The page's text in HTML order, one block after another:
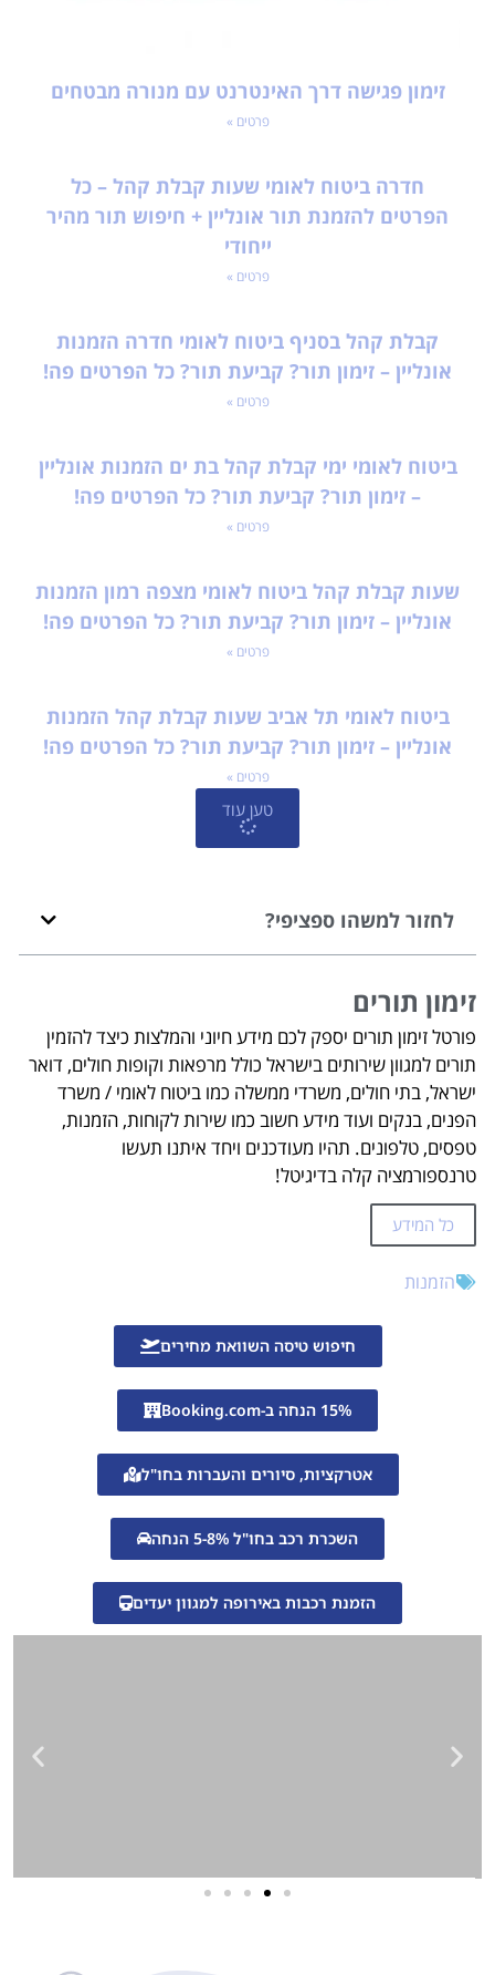
זימון פגישה דרך האינטרנט עם מנורה מבטחים
פרטים »
חדרה ביטוח לאומי שעות קבלת קהל – כל
הפרטים להזמנת תור אונליין + חיפוש תור מהיר
ייחודי
פרטים »
קבלת קהל בסניף ביטוח לאומי חדרה הזמנות
אונליין – זימון תור? קביעת תור? כל הפרטים פה!
פרטים »
ביטוח לאומי ימי קבלת קהל בת ים הזמנות אונליין
– זימון תור? קביעת תור? כל הפרטים פה!
פרטים »
שעות קבלת קהל ביטוח לאומי מצפה רמון הזמנות
אונליין – זימון תור? קביעת תור? כל הפרטים פה!
פרטים »
ביטוח לאומי תל אביב שעות קבלת קהל הזמנות
אונליין – זימון תור? קביעת תור? כל הפרטים פה!
פרטים »
טען עוד
לחזור למשהו ספציפי?
זימון תורים
פורטל זימון תורים יספק לכם מידע חיוני והמלצות כיצד להזמין
תורים למגוון שירותים בישראל כולל מרפאות וקופות חולים, דואר
ישראל, בתי חולים, משרדי ממשלה כמו ביטוח לאומי / משרד
הפנים, בנקים ועוד מידע חשוב כמו שירות לקוחות, הזמנות,
טפסים, טלפונים. תהיו מעודכנים ויחד איתנו תעשו
טרנספורמציה קלה בדיגיטל!
כל המידע
הזמנות
חיפוש טיסה השוואת מחירים
15% הנחה ב-Booking.com
אטרקציות, סיורים והעברות בחו"ל
השכרת רכב בחו"ל 5-8% הנחה
הזמנת רכבות באירופה למגוון יעדים